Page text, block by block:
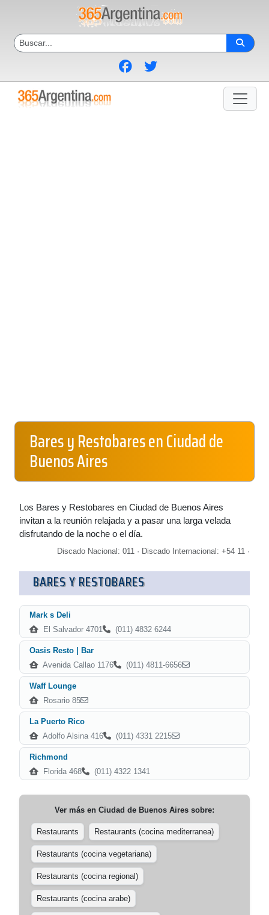
Bares y Restobares en Ciudad de
Buenos Aires
Los Bares y Restobares en Ciudad de Buenos Aires
invitan a la reunión relajada y a pasar una larga velada
disfrutando de la noche o el día.
Discado Nacional: 011 · Discado Internacional: +54 11 ·
BARES Y RESTOBARES
Mark s Deli
El Salvador 4701
(011) 4832 6244
Oasis Resto | Bar
Avenida Callao 1176
(011) 4811-6656
Waff Lounge
Rosario 85
La Puerto Rico
Adolfo Alsina 416
(011) 4331 2215
Richmond
Florida 468
(011) 4322 1341
Ver más en Ciudad de Buenos Aires sobre:
Restaurants Restaurants (cocina mediterranea)
Restaurants (cocina vegetariana)
Restaurants (cocina regional)
Restaurants (cocina arabe)